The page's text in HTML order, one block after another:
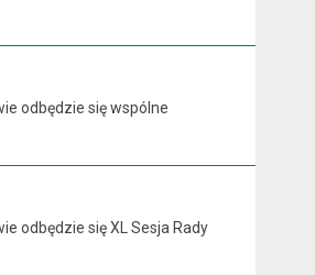
odbędzie się wspólne
odbędzie się XL Sesja Rady